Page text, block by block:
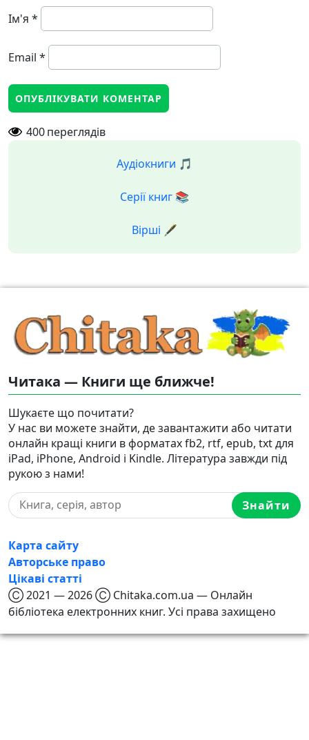
Ім'я *
Email *
400переглядів
Аудіокниги 🎵
Серії книг 📚
Вірші 🖋️
Читака — Книги ще ближче!
Шукаєте що почитати?
У нас ви можете знайти, де завантажити або читати
онлайн кращі книги в форматах fb2, rtf, epub, txt для
iPad, iPhone, Android і Kindle. Література завжди під
рукою з нами!
Знайти
Карта сайту
Авторське право
Цікаві статті
Ⓒ 2021 — 2026 Ⓒ Chitaka.com.ua — Онлайн
бібліотека електронних книг. Усі права захищено